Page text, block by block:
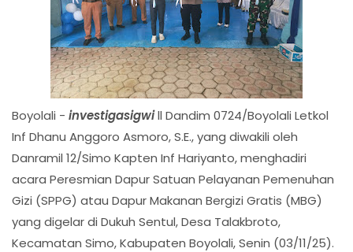
Boyolali - investigasigwill Dandim 0724/Boyolali Letkol
Inf Dhanu Anggoro Asmoro, S.E., yang diwakili oleh
Danramil 12/Simo Kapten Inf Hariyanto, menghadiri
acara Peresmian Dapur Satuan Pelayanan Pemenuhan
Gizi (SPPG) atau Dapur Makanan Bergizi Gratis (MBG)
yang digelar di Dukuh Sentul, Desa Talakbroto,
Kecamatan Simo, Kabupaten Boyolali, Senin (03/11/25).